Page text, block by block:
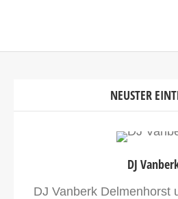
NEUSTER
DJ
DJ Vanberk Delmenhorst